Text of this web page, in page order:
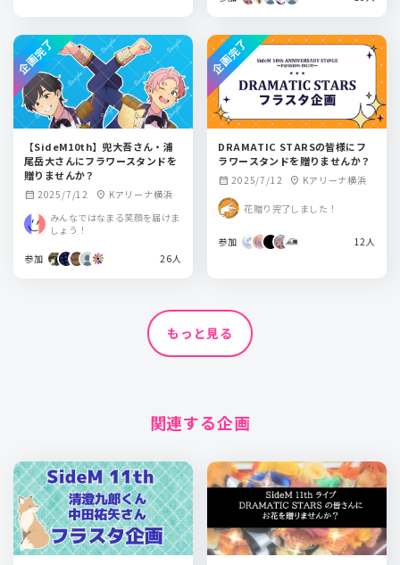
【SideM10th】兜大吾さん・浦
尾岳大さんにフラワースタンドを
贈りませんか？
calendar_month 2025/7/12 location_on Kアリーナ横浜
みんなではなまる笑顔を届けま
しょう！
参加 26人
企画完了
DRAMATIC STARSの皆様にフ
ラワースタンドを贈りませんか？
calendar_month 2025/7/12 location_on Kアリーナ横浜
花贈り完了しました！
参加 12人
企画完了
もっと見る
関連する企画